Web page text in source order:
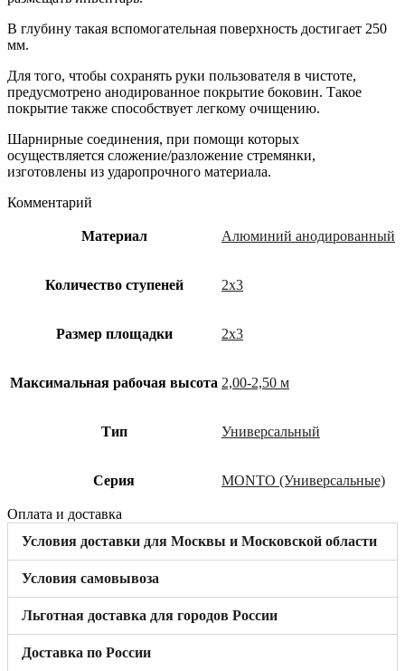
В глубину такая вспомогательная поверхность достигает 250
мм.
Для того, чтобы сохранять руки пользователя в чистоте,
предусмотрено анодированное покрытие боковин. Такое
покрытие также способствует легкому очищению.
Шарнирные соединения, при помощи которых
осуществляется сложение/разложение стремянки,
изготовлены из ударопрочного материала.
Комментарий
Материал Алюминий анодированный
Количество ступеней 2х3
Размер площадки 2х3
Максимальная рабочая высота 2,00-2,50 м
Тип Универсальный
Cерия MONTO (Универсальные)
Оплата и доставка
Условия доставки для Москвы и Московской области
Условия самовывоза
Льготная доставка для городов России
Доставка по России